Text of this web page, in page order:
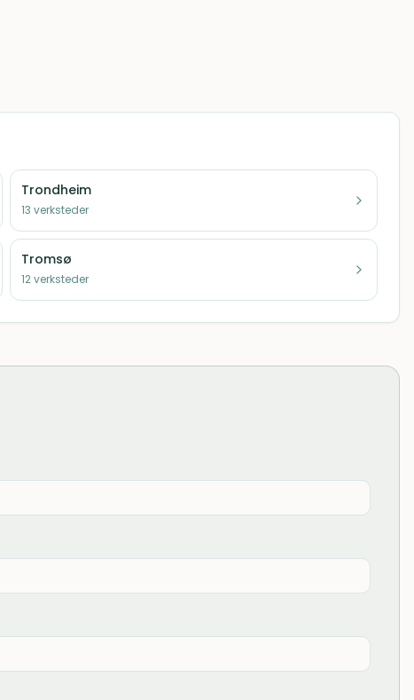
Trondheim
13 verksteder
Tromsø
12verksteder